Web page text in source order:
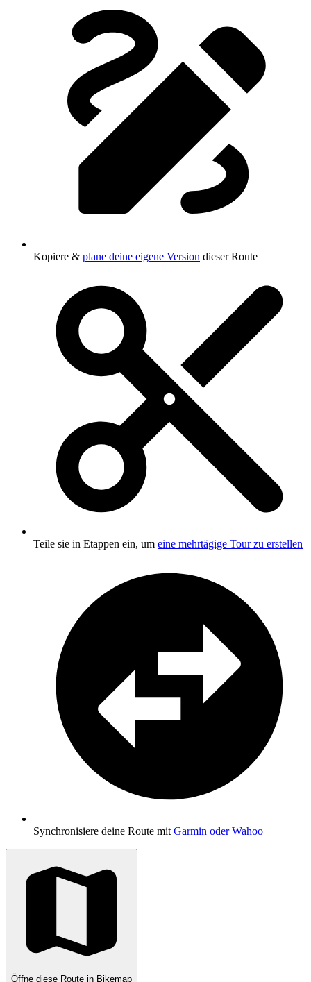
Kopiere & plane deine eigene Version dieser Route
Teile sie in Etappen ein, um eine mehrtägige Tour zu erstellen
Synchronisiere deine Route mit Garmin oder Wahoo
Öffne diese Route in Bikemap